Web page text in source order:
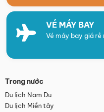
VÉ MÁY BAY
Vé máy bay giá rẻ
Trong nước
Du lịch Nam Du
Du lịch Miền tây